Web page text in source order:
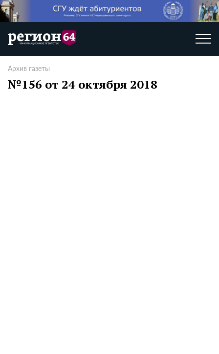
Архив газеты
№156 от 24 октября 2018